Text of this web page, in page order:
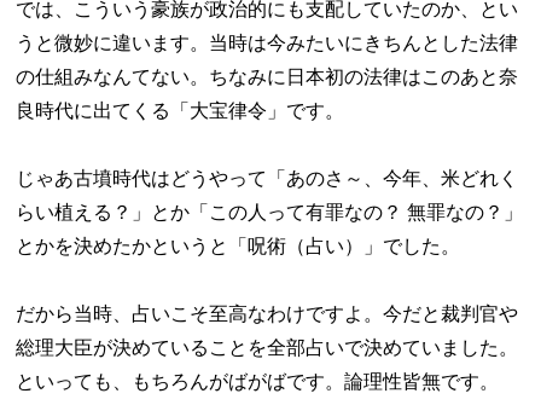
では、こういう豪族が政治的にも支配していたのか、とい
うと微妙に違います。当時は今みたいにきちんとした法律
の仕組みなんてない。ちなみに日本初の法律はこのあと奈
良時代に出てくる「大宝律令」です。
じゃあ古墳時代はどうやって「あのさ～、今年、米どれく
らい植える？」とか「この人って有罪なの？ 無罪なの？」
とかを決めたかというと「呪術（占い）」でした。
だから当時、占いこそ至高なわけですよ。今だと裁判官や
総理大臣が決めていることを全部占いで決めていました。
といっても、もちろんがばがばです。論理性皆無です。